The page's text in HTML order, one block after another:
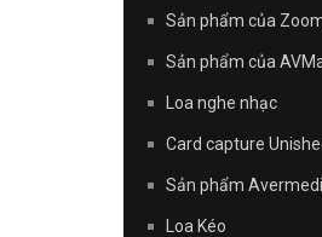
Sản phẩm của
Sản phẩm của
Loa nghe nhạc
Card capture
Sản phẩm
Loa Kéo